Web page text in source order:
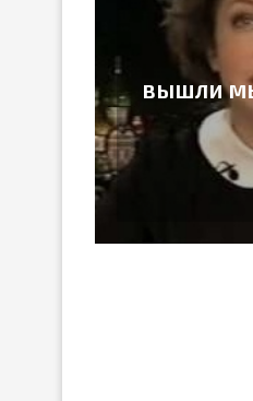
ВЫШЛИ